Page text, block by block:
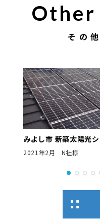
Other
その
みよし市 新築太陽光
2021年2月 N社様